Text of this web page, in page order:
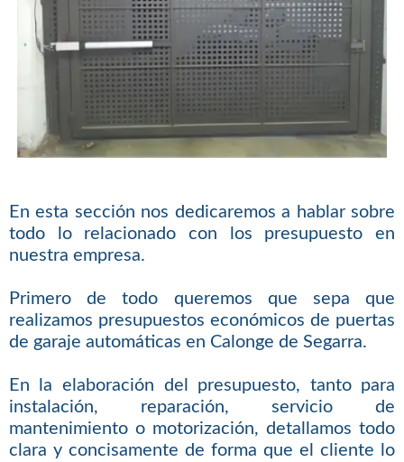
En esta sección nos dedicaremos a hablar sobre
todo lo relacionado con los presupuesto en
nuestra empresa.
Primero de todo queremos que sepa que
realizamos presupuestos económicos de puertas
de garaje automáticas en Calonge de Segarra.
En la elaboración del presupuesto, tanto para
instalación, reparación, servicio de
mantenimiento o motorización, detallamos todo
clara y concisamente de forma que el cliente lo